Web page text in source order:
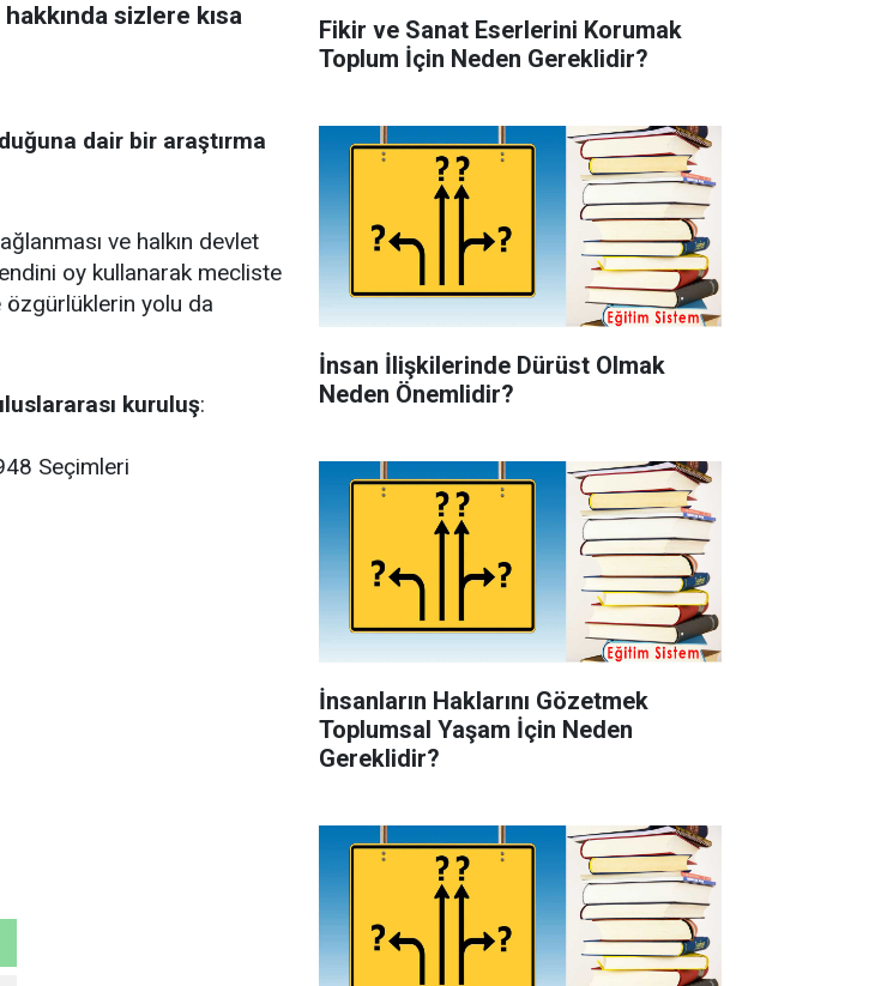
sizlere kısa
dair bir araştırma
ve halkın devlet
oy kullanarak mecliste
özgürlüklerin yolu da
kuruluş:
Seçimleri
Fikir ve Sanat Eserlerini Korumak
Toplum İçin Neden Gereklidir?
İnsan İlişkilerinde Dürüst Olmak
Neden Önemlidir?
İnsanların Haklarını Gözetmek
Toplumsal Yaşam İçin Neden
Gereklidir?